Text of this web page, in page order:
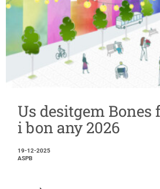
Us desitgem Bones
i bon any 2026
19-12-2025
ASPB